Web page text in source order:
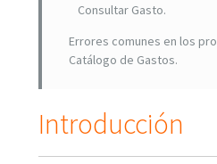
Consultar Gasto.
Errores comunes en los
Catálogo de Gastos.
Introducción